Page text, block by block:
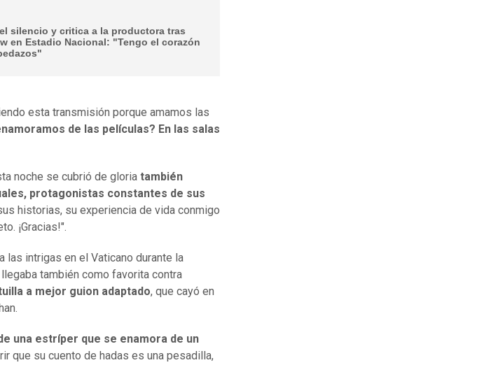
silencio y critica a la productora tras
en Estadio Nacional: "Tengo el corazón
esta transmisión porque amamos las
de las películas? En las salas
noche se cubrió de gloria también
protagonistas constantes de sus
historias, su experiencia de vida conmigo
¡Gracias!".
las intrigas en el Vaticano durante la
también como favorita contra
a mejor guion adaptado, que cayó en
una estríper que se enamora de un
que su cuento de hadas es una pesadilla,